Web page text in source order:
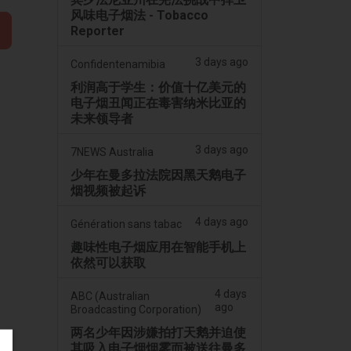
风味电子烟法 - Tobacco
Reporter
Confidentenamibia 3 days ago
利润高于学生：价值十亿美元的
电子烟丑闻正在毒害纳米比亚的
未来领导者
7NEWS Australia 3 days ago
少年在曼多拉法院因黑天鹅电子
烟视频被起诉
Génération sans tabac 4 days ago
趣味性电子烟应用在智能手机上
依然可以获取
ABC (Australian
Broadcasting Corporation)
4 days
ago
两名少年因涉嫌拍打天鹅并迫使